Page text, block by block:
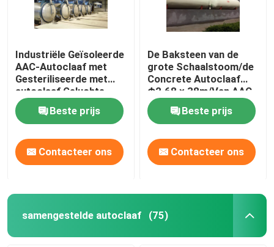
Industriële Geïsoleerde
AAC-Autoclaaf met
Gesteriliseerde met
autoclaaf Geluchte
Concrete Blokasme
norm
Beste prijs
Contacteer ons
De Baksteen van de
grote Schaalstoom/de
Concrete Autoclaaf
Φ2.68 × 38m/Van AAC
de autoclaaf van de
Drukvatautoclaaf AAC
Beste prijs
Contacteer ons
samengestelde autoclaaf (75)